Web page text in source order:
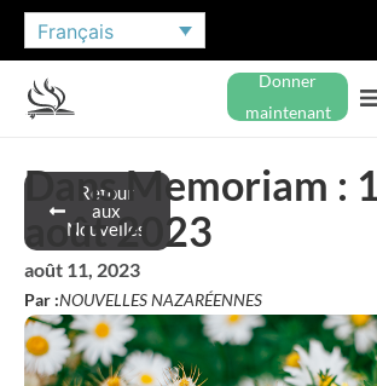
Français
Donner
maintenant
Retour
aux
Nouvelles
Dans Memoriam :
août 2023
août 11, 2023
Par :NOUVELLES NAZARÉENNES